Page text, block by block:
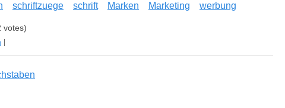
schriftzuege schrift Marken Marketing
werbung
votes)
Warum Neon im Gedächtnis bleibt